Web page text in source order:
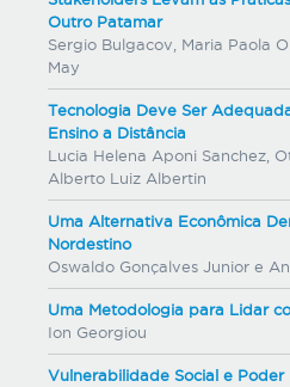
Outro Patamar
Sergio Bulgacov, Maria Paola
May
Tecnologia Deve Ser
Ensino a Distância
Lucia Helena Aponi Sanchez,
Alberto Luiz Albertin
Uma Alternativa Econômica
Nordestino
Oswaldo Gonçalves Junior e
Uma Metodologia para Lidar
Ion Georgiou
Vulnerabilidade Social e Poder